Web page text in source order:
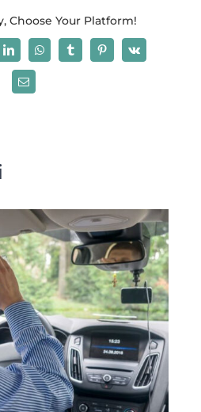
Choose Your Platform!
LinkedInWhatsAppTumblrPinterest
Vk
Email